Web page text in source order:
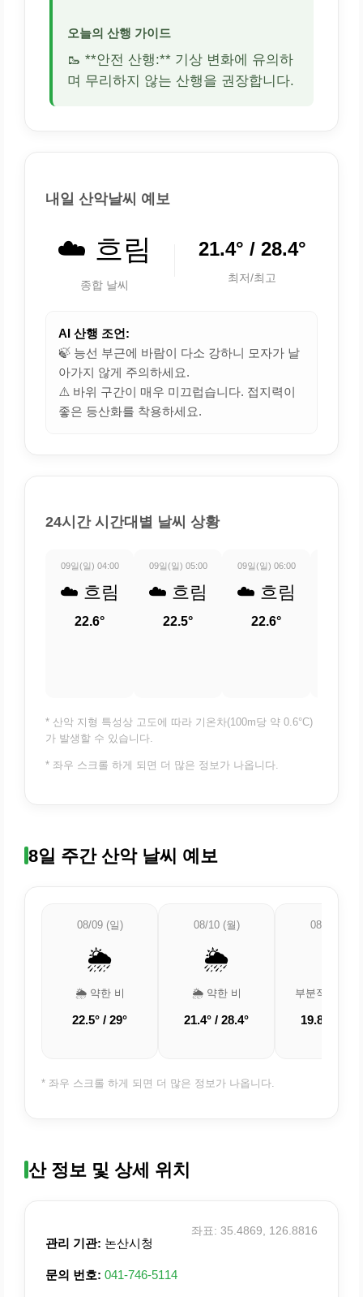
오늘의 산행 가이드
🥾 **안전 산행:** 기상 변화에 유의하
며 무리하지 않는 산행을 권장합니다.
내일 산악날씨 예보
☁️ 흐림
종합 날씨
21.4° / 28.4°
최저/최고
AI 산행 조언:
🍃 능선 부근에 바람이 다소 강하니 모자가 날
아가지 않게 주의하세요.
⚠️ 바위 구간이 매우 미끄럽습니다. 접지력이
좋은 등산화를 착용하세요.
24시간 시간대별 날씨 상황
09일(일) 04:00
☁️ 흐림
22.6°
09일(일) 05:00
☁️ 흐림
22.5°
09일(일) 06:00
☁️ 흐림
22.6°
* 산악 지형 특성상 고도에 따라 기온차(100m당 약 0.6°C)
가 발생할 수 있습니다.
* 좌우 스크롤 하게 되면 더 많은 정보가 나옵니다.
8일 주간 산악 날씨 예보
08/09 (일)
🌦️
🌦️ 약한 비
22.5° / 29°
08/10 (월)
🌦️
🌦️ 약한 비
21.4° / 28.4°
08/11 (화)
부분적으로 흐
19.8° /
* 좌우 스크롤 하게 되면 더 많은 정보가 나옵니다.
산 정보 및 상세 위치
관리 기관: 논산시청
문의 번호: 041-746-5114
좌표: 35.4869, 126.8816